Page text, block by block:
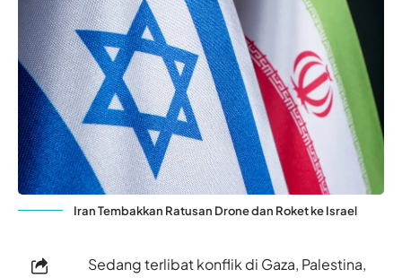
Iran Tembakkan Ratusan Drone dan Roket ke Israel
Sedang terlibat konflik di Gaza, Palestina,